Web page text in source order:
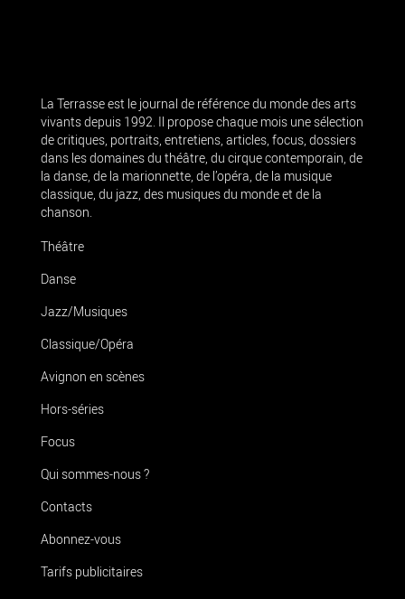
La Terrasse est le journal de référence du monde des arts
vivants depuis 1992. Il propose chaque mois une sélection
de critiques, portraits, entretiens, articles, focus, dossiers
dans les domaines du théâtre, du cirque contemporain, de
la danse, de la marionnette, de l’opéra, de la musique
classique, du jazz, des musiques du monde et de la
chanson.
Théâtre
Danse
Jazz/Musiques
Classique/Opéra
Avignon en scènes
Hors-séries
Focus
Qui sommes-nous ?
Contacts
Abonnez-vous
Tarifs publicitaires